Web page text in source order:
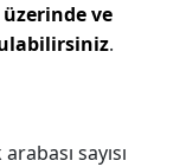
ve
.
sayısı